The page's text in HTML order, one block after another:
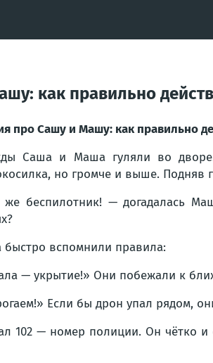
как правильно
про Сашу и Машу: как правильно
Саша и Маша гуляли во
но громче и выше. Подняв
беспилотник! — догадалась
быстро вспомнили правила:
— укрытие!» Они побежали к
Если бы дрон упал рядом,
— номер полиции. Он чётко и